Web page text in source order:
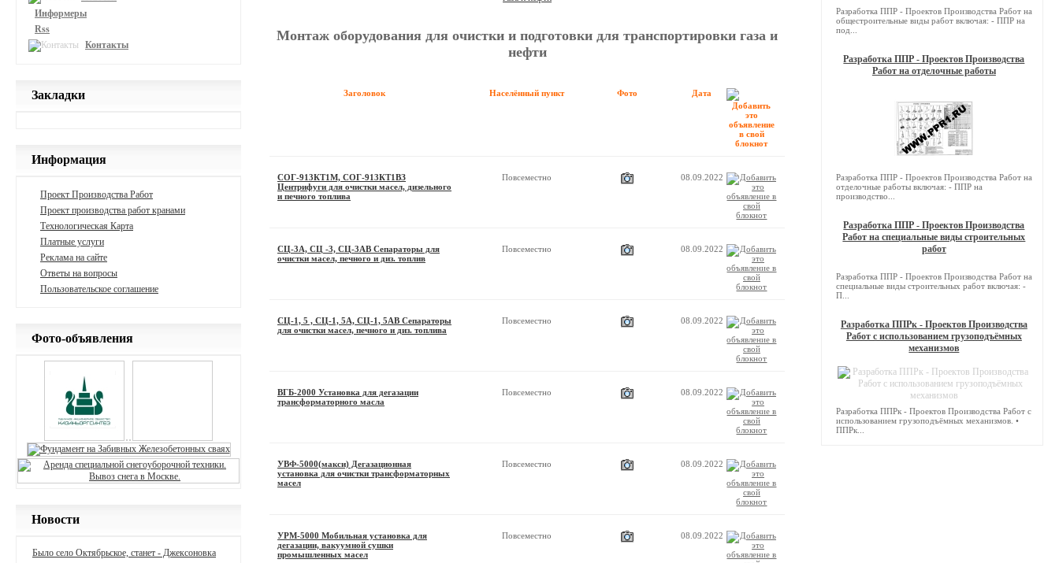
Монтаж оборудования для очистки и подготовки для транспортировки газа и
нефти
Заголовок Дата
Фото
Населённый пункт
СОГ-913КТ1М, СОГ-913КТ1ВЗ
Центрифуги для очистки масел, дизельного
и печного топлива
08.09.2022
Повсеместно
СЦ-3А, СЦ -3, СЦ-3АВ Сепараторы для
очистки масел, печного и диз. топлив
08.09.2022
Повсеместно
СЦ-1, 5 , СЦ-1, 5А, СЦ-1, 5АВ Сепараторы
для очистки масел, печного и диз. топлива
08.09.2022
Повсеместно
ВГБ-2000 Установка для дегазации
трансформаторного масла
08.09.2022
Повсеместно
УВФ-5000(макси) Дегазационная
установка для очистки трансформаторных
масел
08.09.2022
Повсеместно
УРМ-5000 Мобильная установка для
дегазации, вакуумной сушки
промышленных масел
08.09.2022
Повсеместно
Информеры
Rss
Контакты
Закладки
Информация
Проект Производства Работ
Проект производства работ кранами
Технологическая Карта
Платные услуги
Реклама на сайте
Ответы на вопросы
Пользовательское соглашение
Фото-объявления
Новости
Было село Октябрьское, станет - Джексоновка
Разработка ППР - Проектов Производства Работ на
общестроительные виды работ включая: - ППР на
под...
Разработка ППР - Проектов Производства
Работ на отделочные работы
Разработка ППР - Проектов Производства Работ на
отделочные работы включая: - ППР на
производство...
Разработка ППР - Проектов Производства
Работ на специальные виды строительных
работ
Разработка ППР - Проектов Производства Работ на
специальные виды строительных работ включая: -
П...
Разработка ППРк - Проектов Производства
Работ с использованием грузоподъёмных
механизмов
Разработка ППРк - Проектов Производства Работ с
использованием грузоподъёмных механизмов. •
ППРк...